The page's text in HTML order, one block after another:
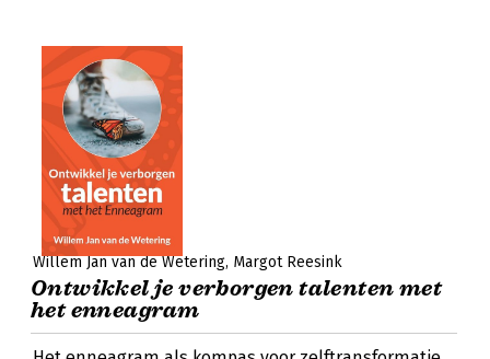
Willem Jan van de Wetering Margot Reesink
Ontwikkel je verborgen talenten met
het enneagram